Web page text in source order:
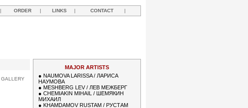
| ORDER | LINKS | CONTACT |
GALLERY
MAJOR ARTISTS
● NAUMOVA LARISSA / ЛАРИСА
НАУМОВА
● MESHBERG LEV / ЛЕВ МЕЖБЕРГ
● CHEMIAKIN MIHAIL / ШЕМЯКИН
МИХАИЛ
● KHAMDAMOV RUSTAM / РУСТАМ